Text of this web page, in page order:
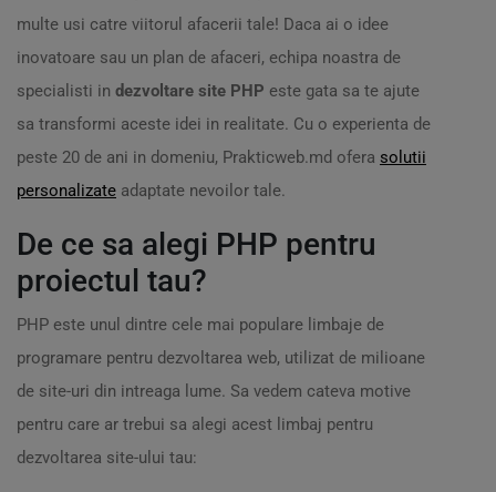
multe usi catre viitorul afacerii tale! Daca ai o idee
inovatoare sau un plan de afaceri, echipa noastra de
specialisti in dezvoltare site PHP este gata sa te ajute
sa transformi aceste idei in realitate. Cu o experienta de
peste 20 de ani in domeniu, Prakticweb.md ofera solutii
personalizate adaptate nevoilor tale.
De ce sa alegi PHP pentru
proiectul tau?
PHP este unul dintre cele mai populare limbaje de
programare pentru dezvoltarea web, utilizat de milioane
de site-uri din intreaga lume. Sa vedem cateva motive
pentru care ar trebui sa alegi acest limbaj pentru
dezvoltarea site-ului tau: